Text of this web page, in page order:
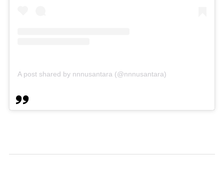
A post shared by nnnusantara (@nnnusantara)